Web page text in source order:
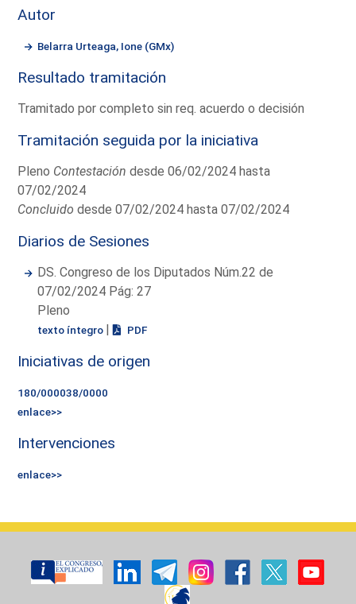
Autor
Belarra Urteaga, Ione (GMx)
Resultado tramitación
Tramitado por completo sin req. acuerdo o decisión
Tramitación seguida por la iniciativa
Pleno Contestación desde 06/02/2024 hasta
07/02/2024
Concluido desde 07/02/2024 hasta 07/02/2024
Diarios de Sesiones
DS. Congreso de los Diputados Núm.22 de
07/02/2024 Pág: 27
Pleno
texto íntegro | PDF
Iniciativas de origen
180/000038/0000
enlace>>
Intervenciones
enlace>>